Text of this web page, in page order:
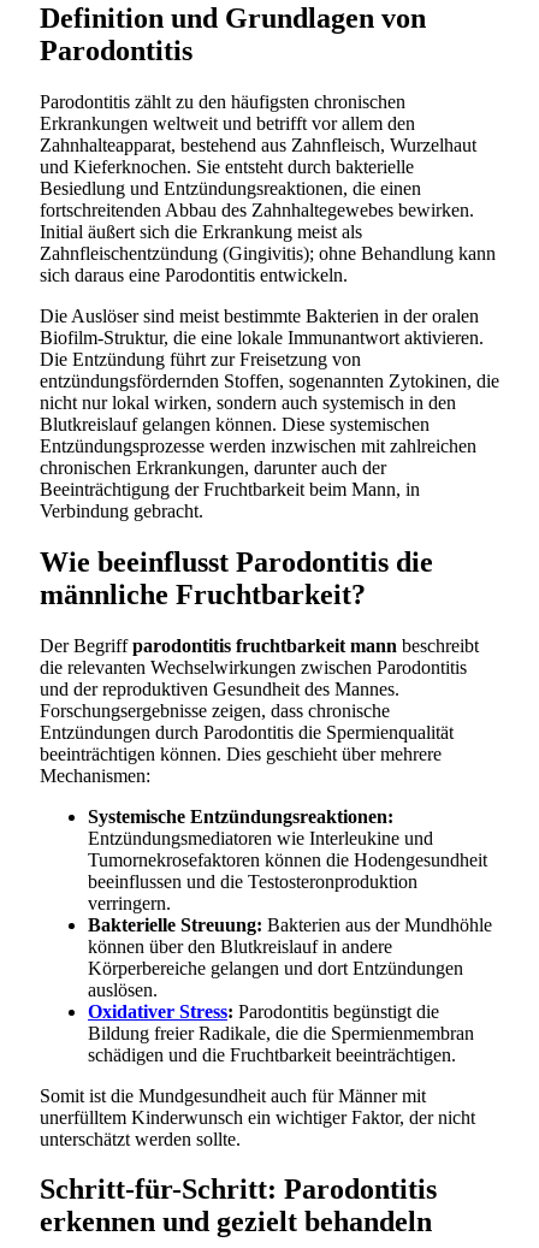
Definition und Grundlagen von
Parodontitis
Parodontitis zählt zu den häufigsten chronischen
Erkrankungen weltweit und betrifft vor allem den
Zahnhalteapparat, bestehend aus Zahnfleisch, Wurzelhaut
und Kieferknochen. Sie entsteht durch bakterielle
Besiedlung und Entzündungsreaktionen, die einen
fortschreitenden Abbau des Zahnhaltegewebes bewirken.
Initial äußert sich die Erkrankung meist als
Zahnfleischentzündung (Gingivitis); ohne Behandlung kann
sich daraus eine Parodontitis entwickeln.
Die Auslöser sind meist bestimmte Bakterien in der oralen
Biofilm-Struktur, die eine lokale Immunantwort aktivieren.
Die Entzündung führt zur Freisetzung von
entzündungsfördernden Stoffen, sogenannten Zytokinen, die
nicht nur lokal wirken, sondern auch systemisch in den
Blutkreislauf gelangen können. Diese systemischen
Entzündungsprozesse werden inzwischen mit zahlreichen
chronischen Erkrankungen, darunter auch der
Beeinträchtigung der Fruchtbarkeit beim Mann, in
Verbindung gebracht.
Wie beeinflusst Parodontitis die
männliche Fruchtbarkeit?
Der Begriffparodontitis fruchtbarkeit mann beschreibt
die relevanten Wechselwirkungen zwischen Parodontitis
und der reproduktiven Gesundheit des Mannes.
Forschungsergebnisse zeigen, dass chronische
Entzündungen durch Parodontitis die Spermienqualität
beeinträchtigen können. Dies geschieht über mehrere
Mechanismen:
Systemische Entzündungsreaktionen:
Entzündungsmediatoren wie Interleukine und
Tumornekrosefaktoren können die Hodengesundheit
beeinflussen und die Testosteronproduktion
verringern.
Bakterielle Streuung: Bakterien aus der Mundhöhle
können über den Blutkreislauf in andere
Körperbereiche gelangen und dort Entzündungen
auslösen.
Oxidativer Stress: Parodontitis begünstigt die
Bildung freier Radikale, die die Spermienmembran
schädigen und die Fruchtbarkeit beeinträchtigen.
Somit ist die Mundgesundheit auch für Männer mit
unerfülltem Kinderwunsch ein wichtiger Faktor, der nicht
unterschätzt werden sollte.
Schritt-für-Schritt: Parodontitis
erkennen und gezielt behandeln